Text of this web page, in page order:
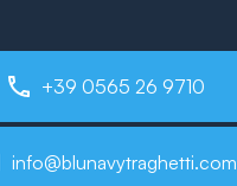
+39 0565 26 9710
info@blunavytraghetti.com